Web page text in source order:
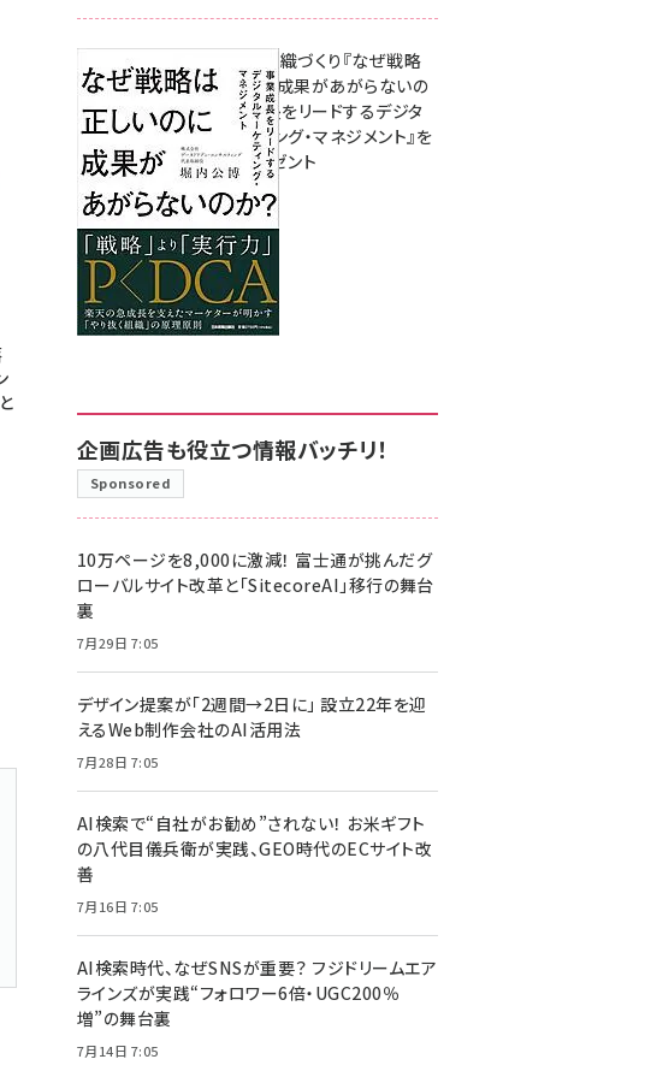
成果を生む組織づくり『なぜ戦略
は正しいのに成果があがらないの
か？ 事業成長をリードするデジタ
ルマーケティング・マネジメント』を
3名様にプレゼント
8月7日 10:00
企画広告も役立つ情報バッチリ！
Sponsored
10万ページを8,000に激減！ 富士通が挑んだグ
ローバルサイト改革と「SitecoreAI」移行の舞台
裏
7月29日 7:05
デザイン提案が「2週間→2日に」 設立22年を迎
えるWeb制作会社のAI活用法
7月28日 7:05
AI検索で“自社がお勧め”されない！ お米ギフト
の八代目儀兵衛が実践、GEO時代のECサイト改
善
7月16日 7:05
AI検索時代、なぜSNSが重要？ フジドリームエア
ラインズが実践“フォロワー6倍・UGC200％
増”の舞台裏
7月14日 7:05